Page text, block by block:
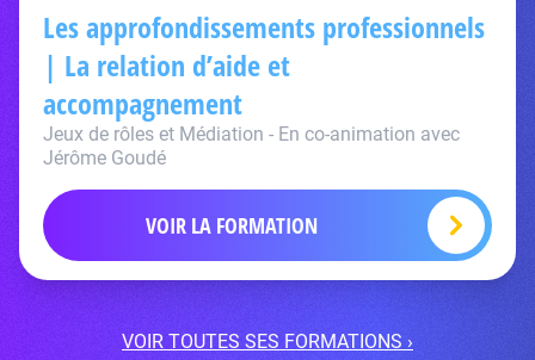
Les approfondissements professionnels
| La relation d’aide et
accompagnement
Jeux de rôles et Médiation - En co-animation avec
Jérôme Goudé
VOIR LA FORMATION
VOIR TOUTES SES FORMATIONS ›